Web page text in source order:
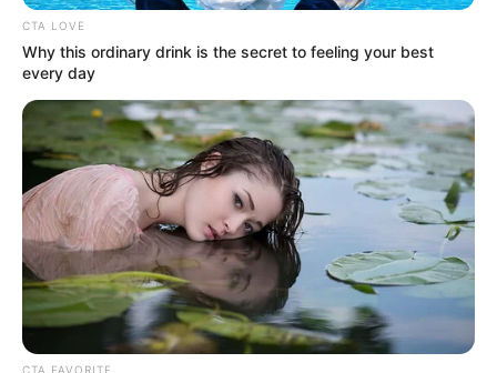
Критична ситуація: у Харкові
закінчились усі негативні групи крові
12.05.2025, 14:23
Харківський обласний центр служби крові повідомляє
про критичну ситуацію: закінчились запаси всіх
негативних груп крові (I, II, III, IV). Дефіцит крові в центрі
безпосередньо впливає на забезпечення госпіталів та
потреб фронту.